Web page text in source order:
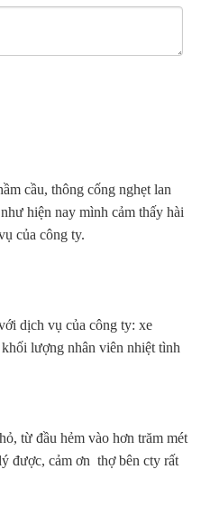
cầu, thông cống nghẹt lan
hiện nay mình cảm thấy hài
của công ty.
dịch vụ của công ty: xe
lượng nhân viên nhiệt tình
từ đầu hẻm vào hơn trăm mét
được, cảm ơn thợ bên cty rất